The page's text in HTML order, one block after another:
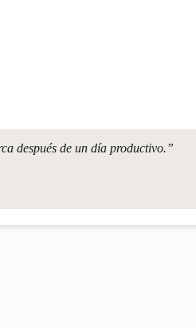
después de un día productivo.”